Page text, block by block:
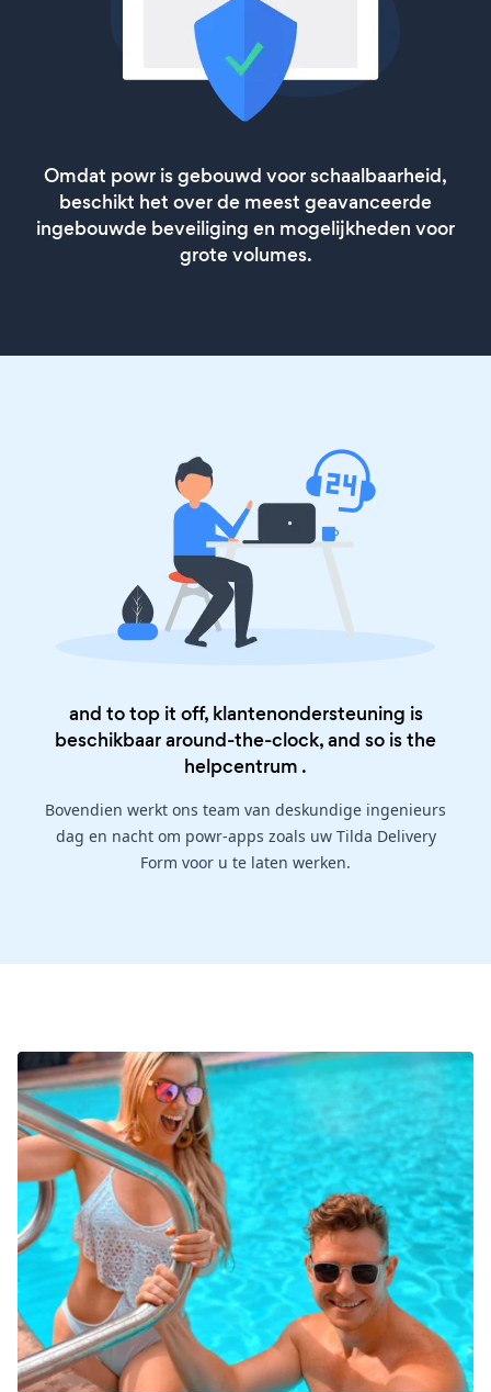
Omdat powr is gebouwd voor schaalbaarheid,
beschikt het over de meest geavanceerde
ingebouwde beveiliging en mogelijkheden voor
grote volumes.
and to top it off, klantenondersteuning is
beschikbaar around-the-clock, and so is the
helpcentrum .
Bovendien werkt ons team van deskundige ingenieurs
dag en nacht om powr-apps zoals uw Tilda Delivery
Form voor u te laten werken.